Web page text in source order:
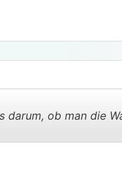
ob man die